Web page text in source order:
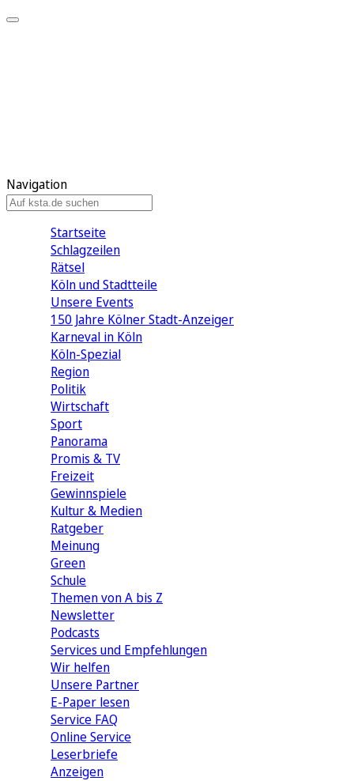
Navigation
Startseite
Schlagzeilen
Rätsel
Köln und Stadtteile
Unsere Events
150 Jahre Kölner Stadt-Anzeiger
Karneval in Köln
Köln-Spezial
Region
Politik
Wirtschaft
Sport
Panorama
Promis & TV
Freizeit
Gewinnspiele
Kultur & Medien
Ratgeber
Meinung
Green
Schule
Themen von A bis Z
Newsletter
Podcasts
Services und Empfehlungen
Wir helfen
Unsere Partner
E-Paper lesen
Service FAQ
Online Service
Leserbriefe
Anzeigen